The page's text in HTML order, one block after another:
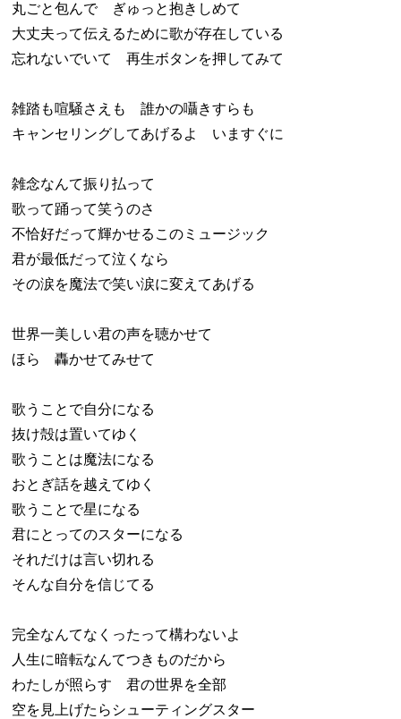
丸ごと包んで ぎゅっと抱きしめて
大丈夫って伝えるために歌が存在している
忘れないでいて 再生ボタンを押してみて
雑踏も喧騒さえも 誰かの囁きすらも
キャンセリングしてあげるよ いますぐに
雑念なんて振り払って
歌って踊って笑うのさ
不恰好だって輝かせるこのミュージック
君が最低だって泣くなら
その涙を魔法で笑い涙に変えてあげる
世界一美しい君の声を聴かせて
ほら 轟かせてみせて
歌うことで自分になる
抜け殻は置いてゆく
歌うことは魔法になる
おとぎ話を越えてゆく
歌うことで星になる
君にとってのスターになる
それだけは言い切れる
そんな自分を信じてる
完全なんてなくったって構わないよ
人生に暗転なんてつきものだから
わたしが照らす 君の世界を全部
空を見上げたらシューティングスター